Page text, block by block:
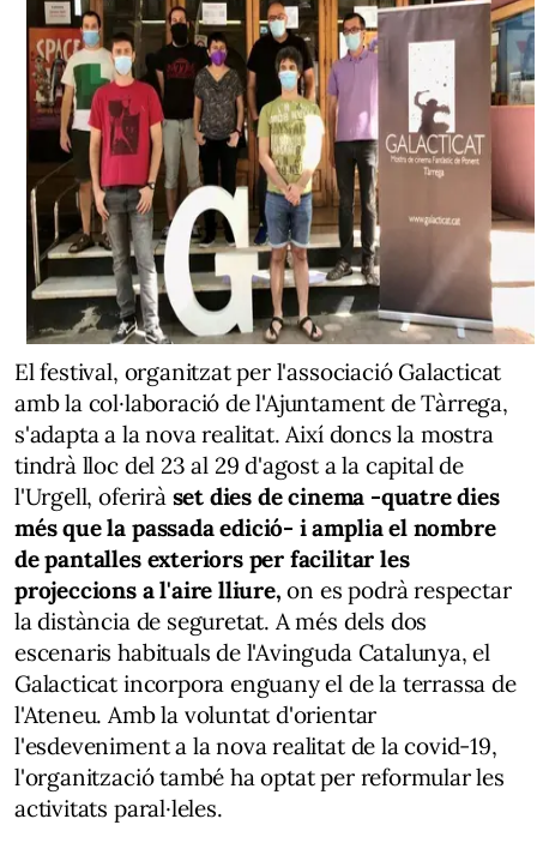
El festival, organitzat per l'associació Galacticat
amb la col·laboració de l'Ajuntament de Tàrrega,
s'adapta a la nova realitat. Així doncs la mostra
tindrà lloc del 23 al 29 d'agost a la capital de
l'Urgell, oferirà set dies de cinema -quatre dies
més que la passada edició- i amplia el nombre
de pantalles exteriors per facilitar les
projeccions a l'aire lliure, on es podrà respectar
la distància de seguretat. A més dels dos
escenaris habituals de l'Avinguda Catalunya, el
Galacticat incorpora enguany el de la terrassa de
l'Ateneu. Amb la voluntat d'orientar
l'esdeveniment a la nova realitat de la covid-19,
l'organització també ha optat per reformular les
activitats paral·leles.